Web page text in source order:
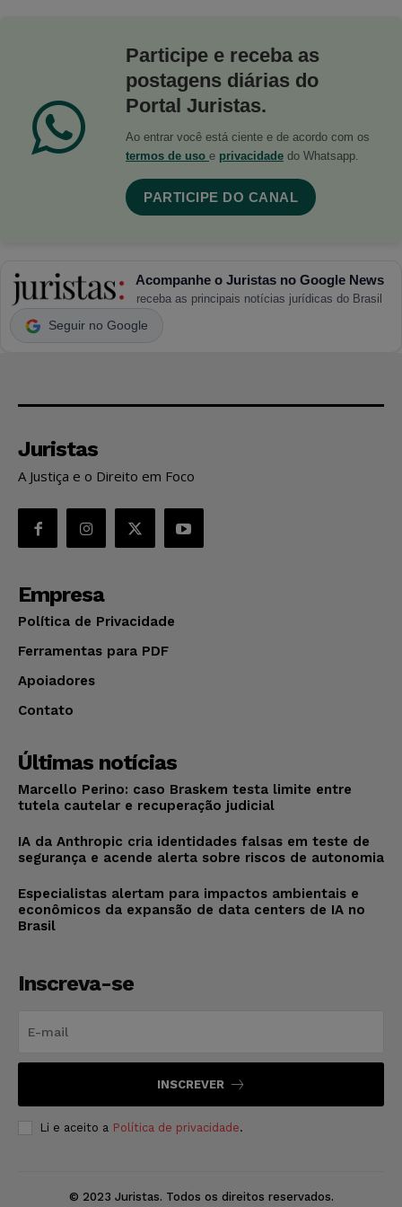
Participe e receba as
postagens diárias do
Portal Juristas.
Ao entrar você está ciente e de acordo com os
termos de uso e privacidade do Whatsapp.
PARTICIPE DO CANAL
Acompanhe o Juristas no Google News
receba as principais notícias jurídicas do Brasil
Seguir no Google
Juristas
A Justiça e o Direito em Foco
Empresa
Política de Privacidade
Ferramentas para PDF
Apoiadores
Contato
Últimas notícias
Marcello Perino: caso Braskem testa limite entre
tutela cautelar e recuperação judicial
IA da Anthropic cria identidades falsas em teste de
segurança e acende alerta sobre riscos de autonomia
Especialistas alertam para impactos ambientais e
econômicos da expansão de data centers de IA no
Brasil
Inscreva-se
INSCREVER
Li e aceito a Política de privacidade.
© 2023 Juristas. Todos os direitos reservados.